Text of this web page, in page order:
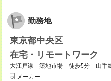
勤務地
東京都中央区
在宅・リモートワーク
大江戸線 築地市場 徒歩5分 山
メーカー